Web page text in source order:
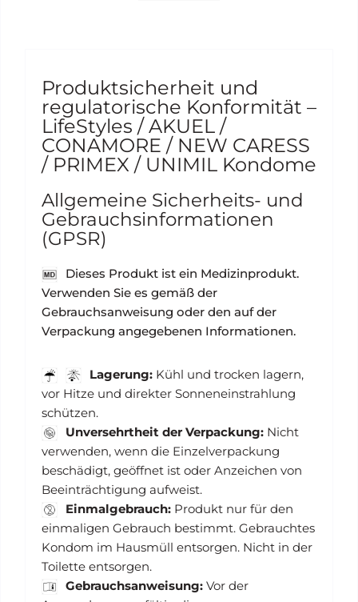
Produktsicherheit und
regulatorische Konformität –
LifeStyles / AKUEL /
CONAMORE / NEW CARESS
/ PRIMEX / UNIMIL Kondome
Allgemeine Sicherheits- und
Gebrauchsinformationen
(GPSR)
Dieses Produkt ist ein Medizinprodukt.
Verwenden Sie es gemäß der
Gebrauchsanweisung oder den auf der
Verpackung angegebenen Informationen.
Lagerung: Kühl und trocken lagern,
vor Hitze und direkter Sonneneinstrahlung
schützen.
Unversehrtheit der Verpackung: Nicht
verwenden, wenn die Einzelverpackung
beschädigt, geöffnet ist oder Anzeichen von
Beeinträchtigung aufweist.
Einmalgebrauch: Produkt nur für den
einmaligen Gebrauch bestimmt. Gebrauchtes
Kondom im Hausmüll entsorgen. Nicht in der
Toilette entsorgen.
Gebrauchsanweisung: Vor der